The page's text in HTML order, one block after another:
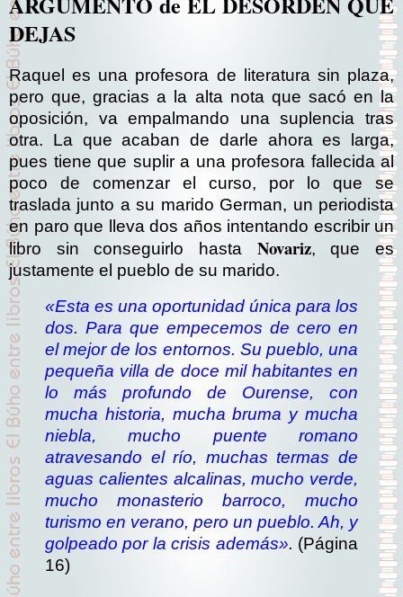
DEJAS
Raquel es una profesora de literatura sin plaza,
pero que, gracias a la alta nota que sacó en la
oposición, va empalmando una suplencia tras
otra. La que acaban de darle ahora es larga,
pues tiene que suplir a una profesora fallecida al
poco de comenzar el curso, por lo que se
traslada junto a su marido German, un periodista
en paro que lleva dos años intentando escribir un
libro sin conseguirlo hasta Novariz, que es
justamente el pueblo de su marido.
«Esta es una oportunidad única para los
dos. Para que empecemos de cero en
el mejor de los entornos. Su pueblo, una
pequeña villa de doce mil habitantes en
lo más profundo de Ourense, con
mucha historia, mucha bruma y mucha
niebla, mucho puente romano
atravesando el río, muchas termas de
aguas calientes alcalinas, mucho verde,
mucho monasterio barroco, mucho
turismo en verano, pero un pueblo. Ah, y
golpeado por la crisis además». (Página
16)